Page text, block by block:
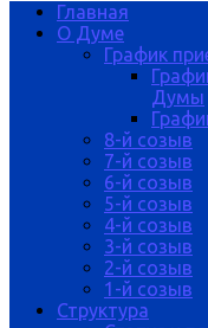
Главная
О Думе
График
Думы
8-й созыв
7-й созыв
6-й созыв
5-й созыв
4-й созыв
3-й созыв
2-й созыв
1-й созыв
Структура